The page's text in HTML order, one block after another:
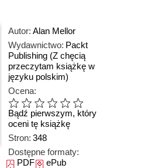
Autor: Alan Mellor
Wydawnictwo: Packt
Publishing (Z chęcią
przeczytam książkę w
języku polskim)
Ocena:
Bądź pierwszym, który
oceni tę książkę
Stron: 348
Dostępne formaty:
PDFePub